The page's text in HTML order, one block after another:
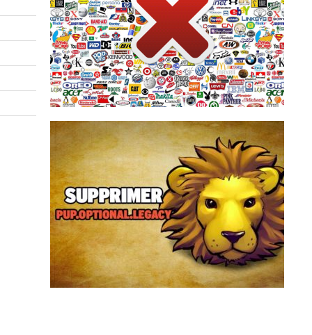
La publicité sur internet agace près de 8
Français sur 10. Pour échapper à la pub, à la
télévision, il suffit de zapper. Sur internet,
beaucoup installent une sorte de zapette
automatique, intégrée au navigateur web, qui
supprime les pubs de leur écr...
PUP.Optional.Legacy est une détection
générique d’Adwcleaner qui peuvent être
affichée durant le scan de votre ordinateur.
Derrière PUP.Optional.Legacy se cache es
logiciels potentiellement indésirables qui sont
proposés à l’installation de set...
Supprimer PUP.Optional.Legacy